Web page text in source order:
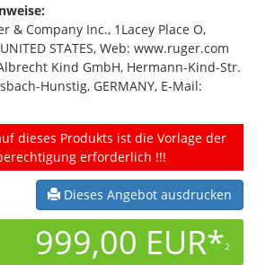
& Company Inc., 1Lacey Place O,
STATES, Web: www.ruger.com
Kind GmbH, Hermann-Kind-Str.
Hunstig, GERMANY, E-Mail:
dieses Produkts ist die Vorlage der
erforderlich !!!
Dieses Angebot ausdrucken
999,00 EUR*2